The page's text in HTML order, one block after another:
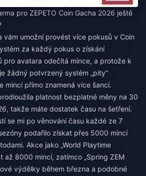
pro ZEPETO Coin Gacha 2026 ještě
vám umožní provést více pokusů v Coin
za každý pokus o získání
pro avatara odečítá mince, a protože k
žádný potvrzený systém „pity“
mincí přímo znamená více šancí.
platnost bezplatné měny na 30
takže máte dostatek času na šetření.
se mi po věnování času každé ze 7
podařilo získat přes 5000 mincí
Akce jako „World Playtime
až 8000 mincí, zatímco „Spring ZEM
výdělky během března a podobné